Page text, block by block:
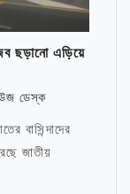
ছড়ানো এড়িয়ে
ডেস্ক
বাসিন্দাদের
জাতীয়